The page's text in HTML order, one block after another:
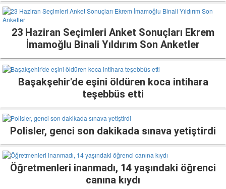
23 Haziran Seçimleri Anket Sonuçları Ekrem
İmamoğlu Binali Yıldırım Son Anketler
Başakşehir'de eşini öldüren koca intihara
teşebbüs etti
Polisler, genci son dakikada sınava yetiştirdi
Öğretmenleri inanmadı, 14 yaşındaki öğrenci
canına kıydı